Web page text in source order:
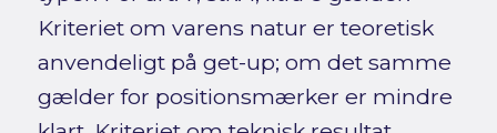
Kriteriet om varens natur er teoretisk
anvendeligt på get-up; om det samme
gælder for positionsmærker er mindre